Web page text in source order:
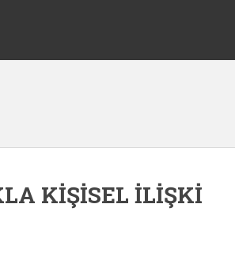
KİŞİSEL İLİŞKİ